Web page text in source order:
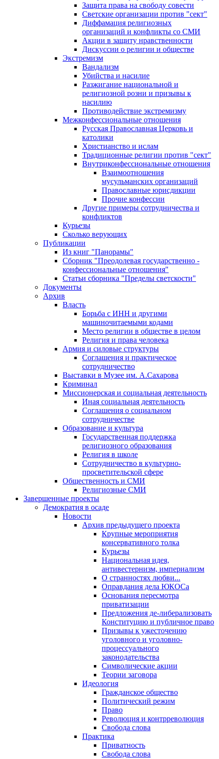
Защита права на свободу совести
Светские организации против "сект"
Диффамация религиозных
организаций и конфликты со СМИ
Акции в защиту нравственности
Дискуссии о религии и обществе
Экстремизм
Вандализм
Убийства и насилие
Разжигание национальной и
религиозной розни и призывы к
насилию
Противодействие экстремизму
Межконфессиональные отношения
Русская Православная Церковь и
католики
Христианство и ислам
Традиционные религии против "сект"
Внутриконфессиональные отношения
Взаимоотношения
мусульманских организаций
Православные юрисдикции
Прочие конфессии
Другие примеры сотрудничества и
конфликтов
Курьезы
Сколько верующих
Публикации
Из книг "Панорамы"
Сборник "Преодолевая государственно -
конфессиональные отношения"
Статьи сборника "Пределы светскости"
Документы
Архив
Власть
Борьба с ИНН и другими
машиночитаемыми кодами
Место религии в обществе в целом
Религия и права человека
Армия и силовые структуры
Соглашения и практическое
сотрудничество
Выставки в Музее им. А.Сахарова
Криминал
Миссионерская и социальная деятельность
Иная социальная деятельность
Соглашения о социальном
сотрудничестве
Образование и культура
Государственная поддержка
религиозного образования
Религия в школе
Сотрудничество в культурно-
просветительской сфере
Общественность и СМИ
Религиозные СМИ
Завершенные проекты
Демократия в осаде
Новости
Архив предыдущего проекта
Крупные мероприятия
консервативного толка
Курьезы
Национальная идея,
антивестернизм, империализм
О странностях любви...
Оправдания дела ЮКОСа
Основания пересмотра
приватизации
Предложения де-либерализовать
Конституцию и публичное право
Призывы к ужесточению
уголовного и уголовно-
процессуального
законодательства
Символические акции
Теории заговора
Идеология
Гражданское общество
Политический режим
Право
Революция и контрреволюция
Свобода слова
Практика
Приватность
Свобода слова